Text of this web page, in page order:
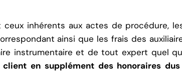
inhérents aux actes de procédure,
ainsi que les frais des
instrumentaire et de tout expert quel
en supplément des honoraires